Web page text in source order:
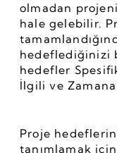
olmadan
hale gelebilir.
hedeflediğinizi
hedefler
İlgili ve Zamana
Proje
tanımlamak için